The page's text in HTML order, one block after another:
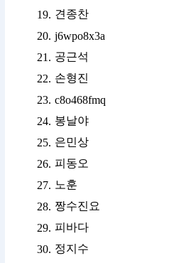
19. 견종찬
20. j6wpo8x3a
21. 공근석
22. 손형진
23. c8o468fmq
24. 봉날야
25. 은민상
26. 피동오
27. 노훈
28. 짱수진요
29. 피바다
30. 정지수